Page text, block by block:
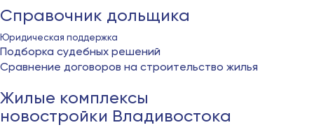
Справочник дольщика
Юридическая поддержка
Подборка судебных решений
Сравнение договоров на строительство жилья
Жилые комплексы
новостройки Владивостока